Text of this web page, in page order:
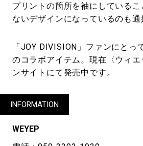
プリントの箇所を袖にしている
ないデザインになっているのも通
「JOY DIVISION」ファンにとっ
のコラボアイテム。現在〈ウィエ
ンサイトにて発売中です。
INFORMATION
WEYEP